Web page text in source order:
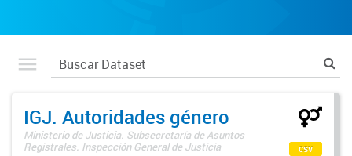
IGJ. Autoridades género
Ministerio de Justicia. Subsecretaría de Asuntos
Registrales. Inspección General de Justicia
csv